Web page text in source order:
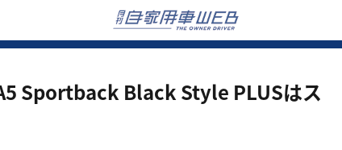
Sportback Black Style PLUSはス